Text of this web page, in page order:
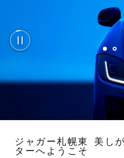
ジャガー札幌東 美し
ターへようこそ